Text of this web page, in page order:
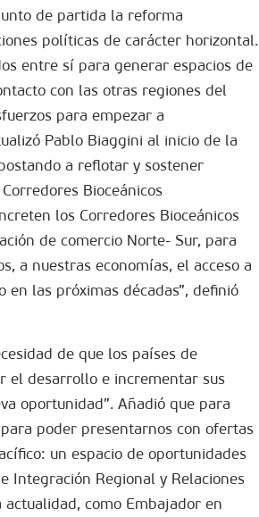
de partida la reforma
políticas de carácter horizontal.
entre sí para generar espacios de
con las otras regiones del
para empezar a
Pablo Biaggini al inicio de la
a reflotar y sostener
Bioceánicos
los Corredores Bioceánicos
de comercio Norte- Sur, para
a nuestras economías, el acceso a
las próximas décadas”, definió
de que los países de
el desarrollo e incrementar sus
oportunidad”. Añadió que para
poder presentarnos con ofertas
un espacio de oportunidades
Integración Regional y Relaciones
como Embajador en